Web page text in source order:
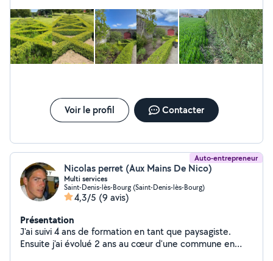
Voir le profil Contacter
Auto-entrepreneur
Nicolas perret (Aux Mains De Nico)
Multi services
Saint-Denis-lès-Bourg (Saint-Denis-lès-Bourg)
4,3/5 (9 avis)
Présentation
J'ai suivi 4 ans de formation en tant que paysagiste.
Ensuite j'ai évolué 2 ans au cœur d'une commune en